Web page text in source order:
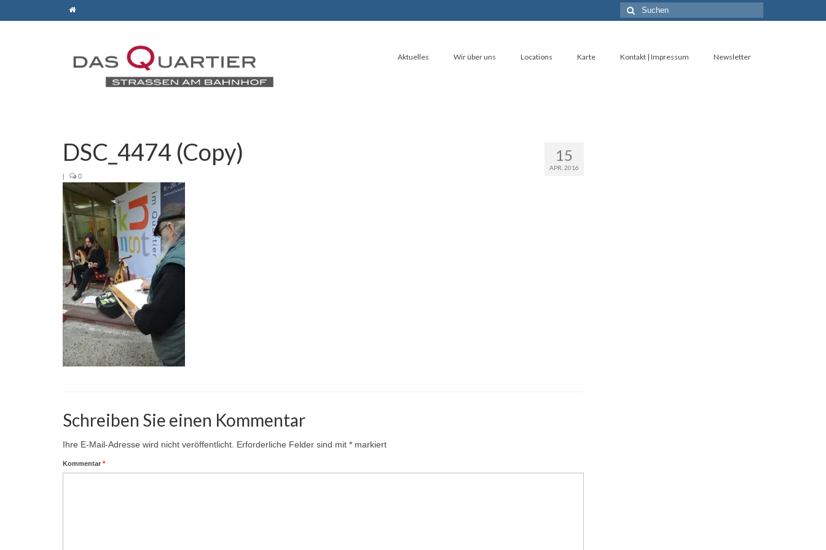
Suche
nach:
Aktuelles Wir über uns Locations Karte Kontakt | Impressum Newsletter
15
APR. 2016
DSC_4474 (Copy)
| 0
Schreiben Sie einen Kommentar
Ihre E-Mail-Adresse wird nicht veröffentlicht. Erforderliche Felder sind mit * markiert
Kommentar *